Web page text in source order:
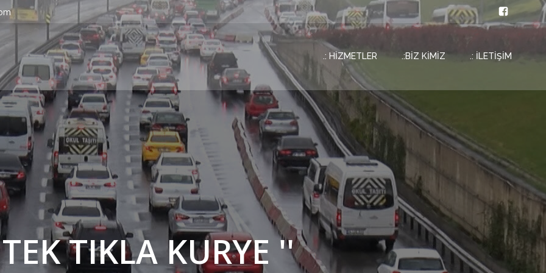
.: HİZMETLER .:BİZ KİMİZ .: İLETİŞİM
TIKLA KURYE ''